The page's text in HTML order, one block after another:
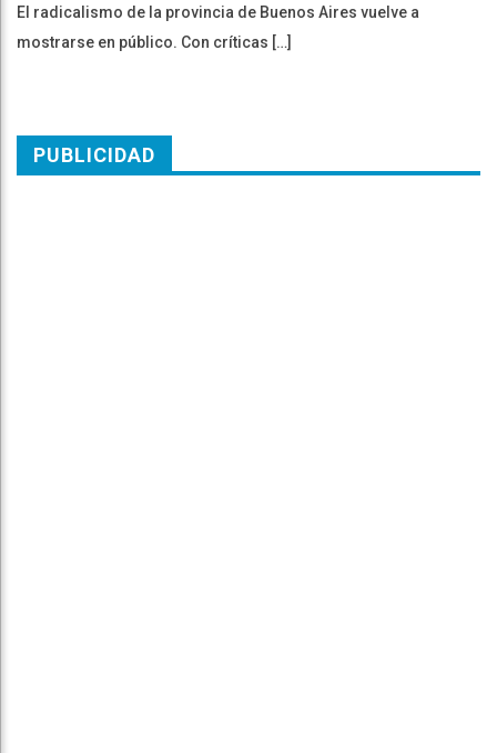
El radicalismo de la provincia de Buenos Aires vuelve a
mostrarse en público. Con críticas […]
PUBLICIDAD